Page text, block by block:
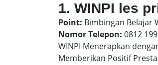
1. WINPI les
Point: Bimbingan Belajar
Nomor Telepon: 0812
WINPI Menerapkan
Memberikan Positif